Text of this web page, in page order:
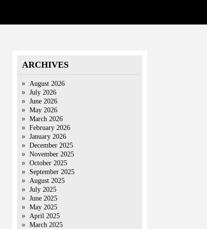
ARCHIVES
August 2026
July 2026
June 2026
May 2026
March 2026
February 2026
January 2026
December 2025
November 2025
October 2025
September 2025
August 2025
July 2025
June 2025
May 2025
April 2025
March 2025